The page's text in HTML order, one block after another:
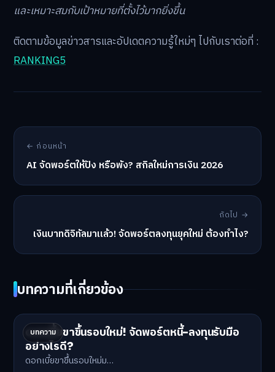
และเหมาะสมกับเป้าหมายที่ตั้งไว้มากยิ่งขึ้น
ติดตามข้อมูลข่าวสารและอัปเดตความรู้ใหม่ๆ ไปกับเราต่อที่ :
RANKING5
← ก่อนหน้า
AI จัดพอร์ตให้ปัง หรือพัง? สกิลใหม่การเงิน 2026
ถัดไป →
เงินบาทดิจิทัลมาแล้ว! จัดพอร์ตลงทุนยุคใหม่ ต้องทำไง?
บทความที่เกี่ยวข้อง
บทความ
ดอกเบี้ยขาขึ้นรอบใหม่! จัดพอร์ตหนี้-ลงทุนรับมือ
อย่างไรดี?
ดอกเบี้ยขาขึ้นรอบใหม่ม…